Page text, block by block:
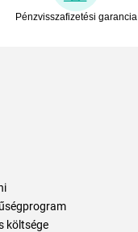
Pénzvisszafizetési garancia
költsége